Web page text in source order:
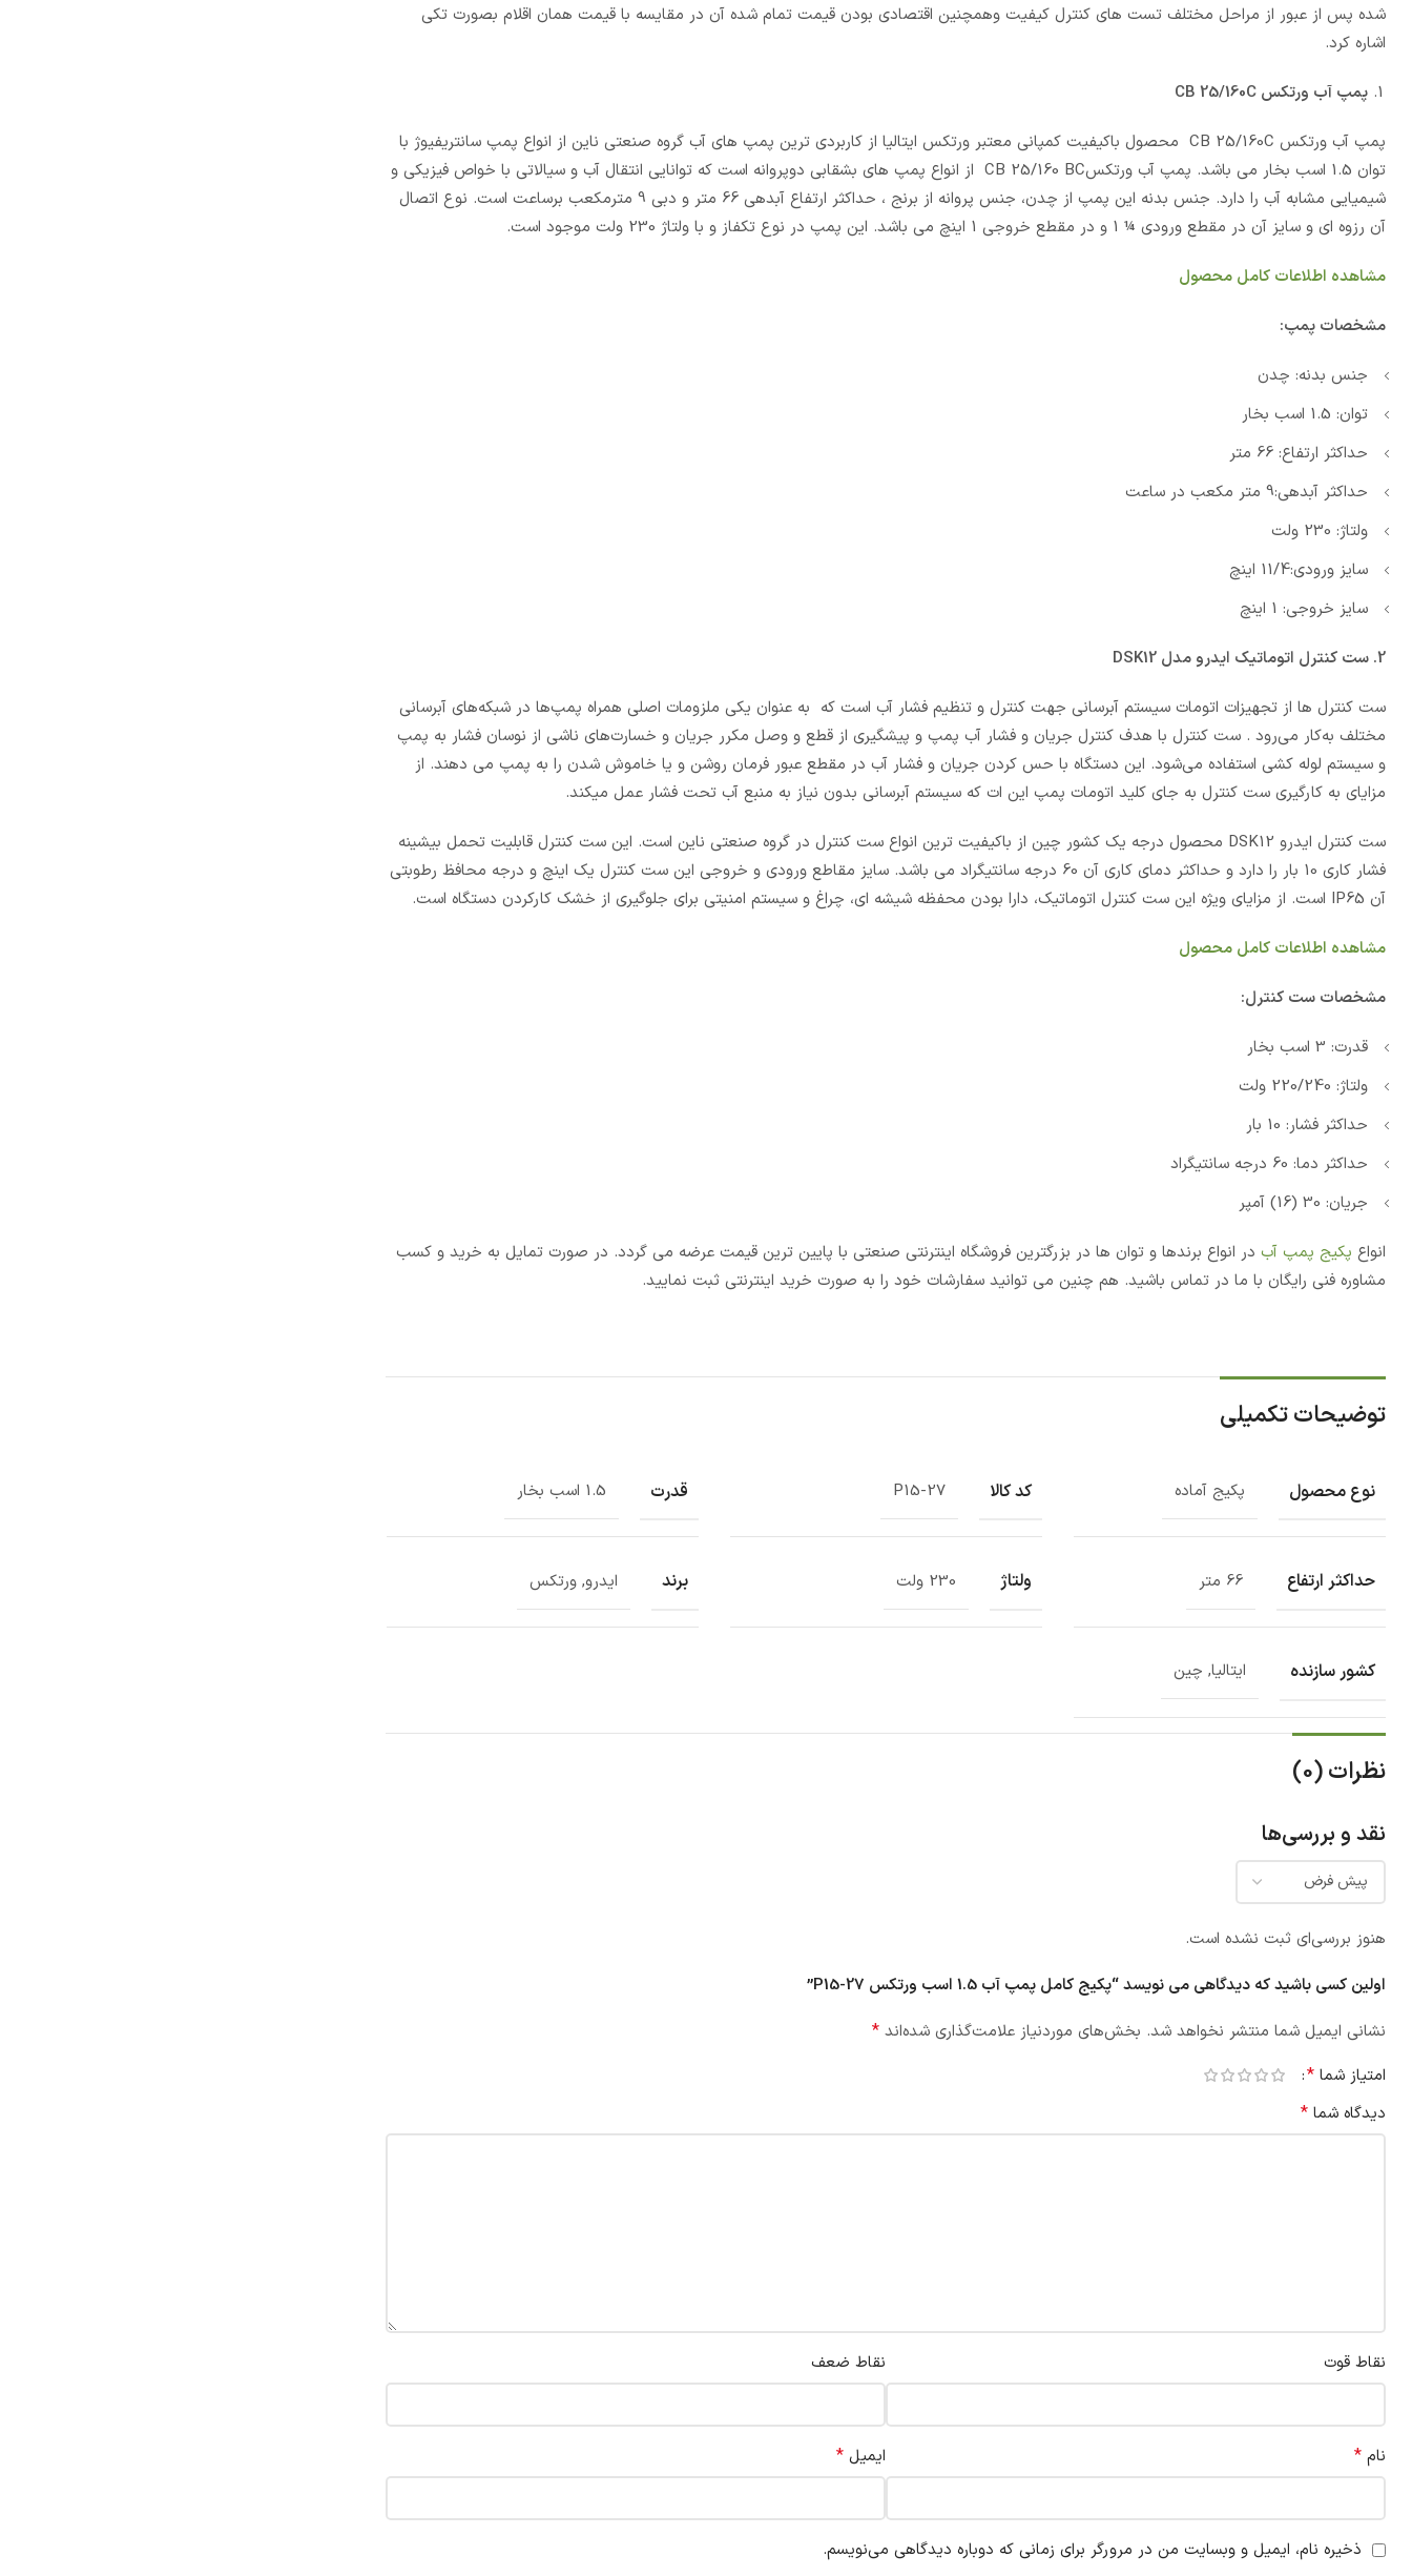
شده پس از عبور از مراحل مختلف تست های کنترل کیفیت وهمچنین اقتصادی بودن قیمت تمام شده آن در مقایسه با قیمت همان اقلام بصورت تکی
اشاره کرد.
پمپ آب ورتکس
پمپ آب ورتکس CB 25/160C محصول باکیفیت کمپانی معتبر ورتکس ایتالیا از کاربردی ترین پمپ های آب گروه صنعتی ناین از انواع پمپ سانتریفیوژ با
توان 1.5 اسب بخار می باشد. پمپ آب ورتکسCB 25/160 BC از انواع پمپ های بشقابی دوپروانه است که توانایی انتقال آب و سیالاتی با خواص فیزیکی و
شیمیایی مشابه آب را دارد. جنس بدنه این پمپ از چدن، جنس پروانه از برنج ، حداکثر ارتفاع آبدهی 66 متر و دبی 9 مترمکعب برساعت است. نوع اتصال
آن رزوه ای و سایز آن در مقطع ورودی ¼ 1 و در مقطع خروجی 1 اینچ می باشد. این پمپ در نوع تکفاز و با ولتاژ 230 ولت موجود است.
مشاهده اطلاعات کامل محصول
مشخصات پمپ:
جنس بدنه: چدن
توان: 1.5 اسب بخار
حداکثر ارتفاع: 66 متر
حداکثر آبدهی:9 متر مکعب در ساعت
ولتاژ: 230 ولت
سایز ورودی:11/4 اینچ
سایز خروجی: 1 اینچ
2. ست کنترل اتوماتیک ایدرو مدل DSK12
ست کنترل ها از تجهیزات اتومات سیستم آبرسانی جهت کنترل و تنظیم فشار آب است که به عنوان یکی ملزومات اصلی همراه پمپ‌ها در شبکه‌های آبرسانی
مختلف به‌کار می‌رود . ست کنترل با هدف کنترل جریان و فشار آب پمپ و پیشگیری از قطع‌ و‌‌ وصل مکرر جریان و خسارت‌های ناشی از نوسان فشار به پمپ
و سیستم لوله کشی استفاده می‌شود. این دستگاه با حس کردن جریان و فشار آب در مقطع عبور فرمان روشن و یا خاموش شدن را به پمپ می دهند. از
مزایای به کارگیری ست کنترل به جای کلید اتومات پمپ این ات که سیستم آبرسانی بدون نیاز به منبع آب تحت فشار عمل میکند.
ست کنترل ایدرو DSK12 محصول درجه یک کشور چین از باکیفیت ترین انواع ست کنترل در گروه صنعتی ناین است. این ست کنترل قابلیت تحمل بیشینه
فشار کاری 10 بار را دارد و حداکثر دمای کاری آن 60 درجه سانتیگراد می باشد. سایز مقاطع ورودی و خروجی این ست کنترل یک اینچ و درجه محافظ رطوبتی
آن IP65 است. از مزایای ویژه این ست کنترل اتوماتیک، دارا بودن محفظه شیشه ای، چراغ و سیستم امنیتی برای جلوگیری از خشک کارکردن دستگاه است.
مشاهده اطلاعات کامل محصول
مشخصات ست کنترل:
قدرت: 3 اسب بخار
ولتاژ: 220/240 ولت
حداکثر فشار: 10 بار
حداکثر دما: 60 درجه سانتیگراد
جریان: 30 (16) آمپر
انواع پکیج پمپ آب در انواع برندها و توان ها در بزرگترین فروشگاه اینترنتی صنعتی با پایین ترین قیمت عرضه می گردد. در صورت تمایل به خرید و کسب
مشاوره فنی رایگان با ما در تماس باشید. هم چنین می توانید سفارشات خود را به صورت خرید اینترنتی ثبت نمایید.
توضیحات تکمیلی
نوع محصول پکیج آماده کد کالا P15-27 قدرت 1.5 اسب بخار
حداکثر ارتفاع 66 متر ولتاژ 230 ولت برند ایدرو, ورتکس
کشور سازنده ایتالیا, چین
نظرات (0)
نقد و بررسی‌ها
هنوز بررسی‌ای ثبت نشده است.
اولین کسی باشید که دیدگاهی می نویسد “پکیج کامل پمپ آب 1.5 اسب ورتکس P15-27”
نشانی ایمیل شما منتشر نخواهد شد. بخش‌های موردنیاز علامت‌گذاری شده‌اند *
امتیاز شما *
دیدگاه شما *
نقاط قوت نقاط ضعف
نام * ایمیل *
ذخیره نام، ایمیل و وبسایت من در مرورگر برای زمانی که دوباره دیدگاهی می‌نویسم.